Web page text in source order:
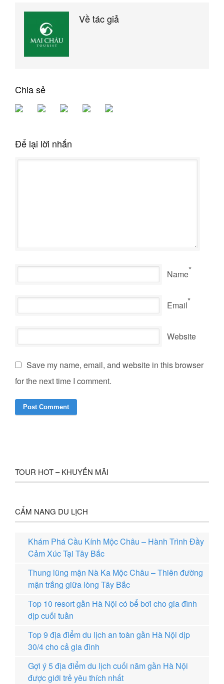
Về tác giả
Chia sẻ
Để lại lời nhắn
Name*
Email*
Website
Save my name, email, and website in this browser
for the next time I comment.
TOUR HOT – KHUYẾN MÃI
CẨM NANG DU LỊCH
Khám Phá Cầu Kính Mộc Châu – Hành Trình Đầy
Cảm Xúc Tại Tây Bắc
Thung lũng mận Nà Ka Mộc Châu – Thiên đường
mận trắng giữa lòng Tây Bắc
Top 10 resort gần Hà Nội có bể bơi cho gia đình
dịp cuối tuần
Top 9 địa điểm du lịch an toàn gần Hà Nội dịp
30/4 cho cả gia đình
Gợi ý 5 địa điểm du lịch cuối năm gần Hà Nội
được giới trẻ yêu thích nhất